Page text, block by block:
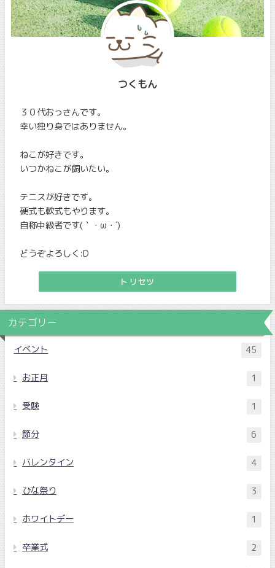
つくもん
３０代おっさんです。
幸い独り身ではありません。
ねこが好きです。
いつかねこが飼いたい。
テニスが好きです。
硬式も軟式もやります。
自称中級者です(｀・ω・´)
どうぞよろしく:D
トリセツ
カテゴリー
イベント 45
お正月 1
受験 1
節分 6
バレンタイン 4
ひな祭り 3
ホワイトデー 1
卒業式 2